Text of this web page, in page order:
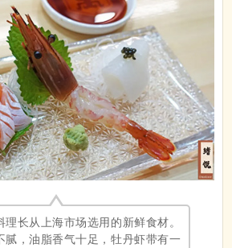
长从上海市场选用的新鲜食材。
腻，油脂香气十足，牡丹虾带有一